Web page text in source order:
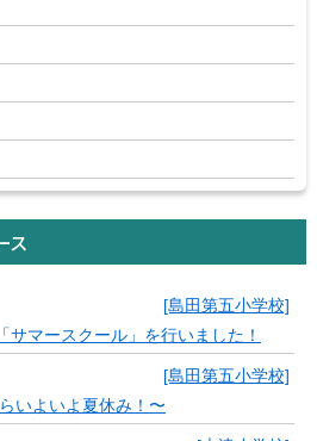
ス
[島田第五小学校]
サマースクール」を行いました！
[島田第五小学校]
いよいよ夏休み！〜